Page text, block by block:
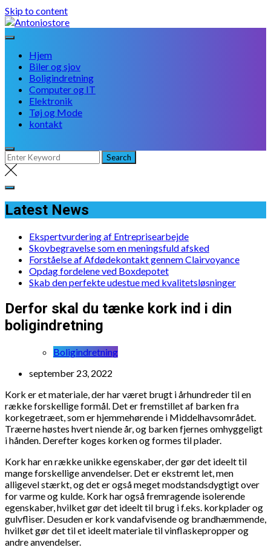
Skip to content
Hjem
Biler og sjov
Boligindretning
Computer og IT
Elektronik
Tøj og Mode
kontakt
Latest News
Ekspertvurdering af Entreprisearbejde
Skovbegravelse som en meningsfuld afsked
Forståelse af Afdødekontakt gennem Clairvoyance
Opdag fordelene ved Boxdepotet
Skab den perfekte udestue med kvalitetsløsninger
Derfor skal du tænke kork ind i din
boligindretning
Boligindretning
september 23, 2022
Kork er et materiale, der har været brugt i århundreder til en
række forskellige formål. Det er fremstillet af barken fra
korkegetræet, som er hjemmehørende i Middelhavsområdet.
Træerne høstes hvert niende år, og barken fjernes omhyggeligt
i hånden. Derefter koges korken og formes til plader.
Kork har en række unikke egenskaber, der gør det ideelt til
mange forskellige anvendelser. Det er ekstremt let, men
alligevel stærkt, og det er også meget modstandsdygtigt over
for varme og kulde. Kork har også fremragende isolerende
egenskaber, hvilket gør det ideelt til brug i f.eks. korkplader og
gulvfliser. Desuden er kork vandafvisende og brandhæmmende,
hvilket gør det til et ideelt materiale til vinflaskepropper og
andre anvendelser.